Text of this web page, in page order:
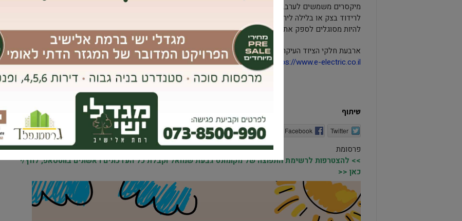
מיקסרים משמשים לערבב מרכיבים כמו קמח, סוכר, שמרים, מלח ומים לבצק או לבלילה. יריעות בצק משמשות
לרידוד בצק או בלילה ליריעות או צורות שניתן לאפות על תבנית אפייה.למאפיות צריך להיות הציוד המתאים כדי
להיות מסוגלים לספק את מוצרי המאפה הטובים ביותר. הם צריכים כלים שונים למשימות שונות.
ארבעת חלקי הציוד העיקריים במאפייה הם: תנור, מיקסר, יריעת בצק ומדחום לתנור. למידע נוסף היכנסו >>
https://www.e-electric.co.il/
שיתוף
Twitter
Facebook הדפסה אימייל
פרסומת
>> להצטרפות לרשימת התפוצה של מקומונט גבעת שמואל וקבלת כל העדכונים ראשונים בווטסאפ, לחץ/י
כאן <<